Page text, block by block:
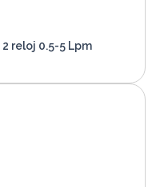
reloj 0.5-5 Lpm